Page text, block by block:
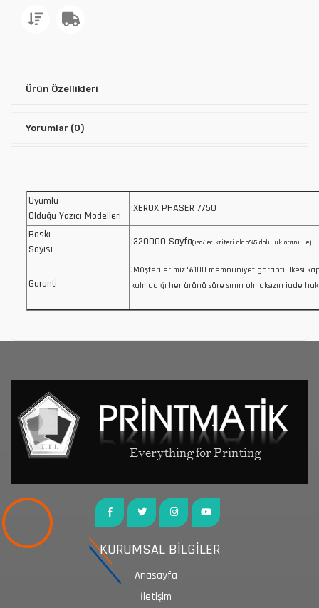
Ürün Özellikleri
Yorumlar (0)
Uyumlu
Olduğu Yazıcı Modelleri
:XEROX PHASER 7750
Baskı
Sayısı
:320000 Sayfa(ıso/ıec kriteri olan%5 doluluk oranı ile)
Garanti
:Müşterilerimiz %100 memnuniyet garanti ilkesi
kalmadığı her ürünü süre sınırı olmaksızın iade
KURUMSAL BİLGİLER
Anasayfa
İletişim